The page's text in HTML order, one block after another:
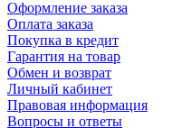
Оформление заказа
Оплата заказа
Покупка в кредит
Гарантия на товар
Обмен и возврат
Личный кабинет
Правовая информация
Вопросы и ответы